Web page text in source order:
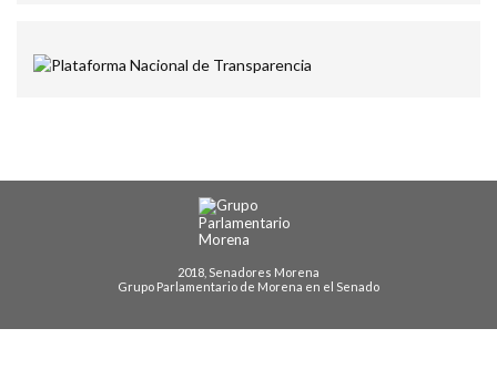
2018, Senadores Morena
Grupo Parlamentario de Morena en el Senado